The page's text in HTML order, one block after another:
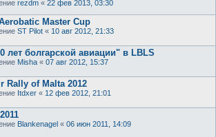
rezdm « 22 фев 2013, 03:30
Master Cup
ST Pilot « 10 авг 2012, 21:33
лет болгарской авиации" в LBLS
Misha « 07 авг 2012, 15:37
Rally of Malta 2012
Itdxer « 12 фев 2012, 21:01
Blankenagel « 06 июн 2011, 14:09